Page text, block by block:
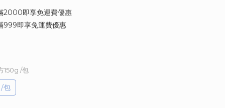
2000即享免運費優惠
999即享免運費優惠
150g /包
包